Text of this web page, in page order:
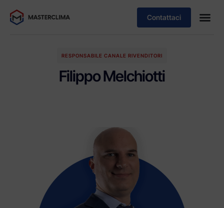
Contattaci
RESPONSABILE CANALE RIVENDITORI
Filippo Melchiotti